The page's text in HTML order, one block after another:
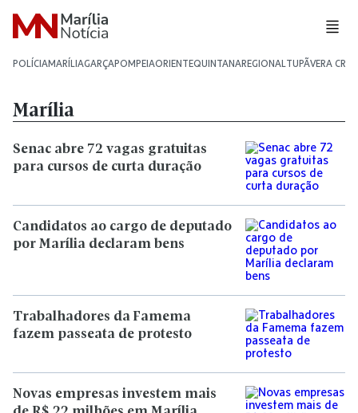
POLÍCIAMARÍLIAGARÇAPOMPEIAORIENTEQUINTANAREGIONALTUPÃVERA CRUZ
Marília
Senac abre 72 vagas gratuitas
para cursos de curta duração
Candidatos ao cargo de deputado
por Marília declaram bens
Trabalhadores da Famema
fazem passeata de protesto
Novas empresas investem mais